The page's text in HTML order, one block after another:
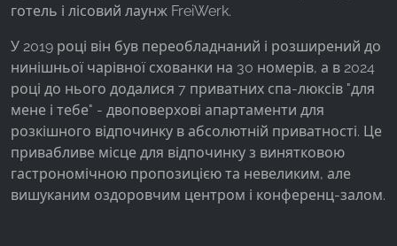
готель і лісовий лаунж FreiWerk.
У 2019 році він був переобладнаний і розширений до
нинішньої чарівної схованки на 30 номерів, а в 2024
році до нього додалися 7 приватних спа-люксів "для
мене і тебе" - двоповерхові апартаменти для
розкішного відпочинку в абсолютній приватності. Це
привабливе місце для відпочинку з винятковою
гастрономічною пропозицією та невеликим, але
вишуканим оздоровчим центром і конференц-залом.
СТАТИСТИКА
Статистичні файли cookie збирають інформацію
анонімно. Ця інформація допомагає нам
зрозуміти, як наші відвідувачі використовують
наш сайт.